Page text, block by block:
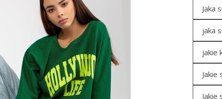
Jaka
jaka
jakie
Jakie
Jakie